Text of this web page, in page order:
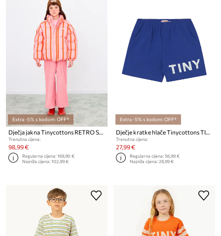
Extra -5% s kodom: OFF*
Dječja jakna Tinycottons RETRO STRIPES SHORT PADDED JACKET
Trenutna cijena:
98,99 €
Regularna cijena:169,90 €
Najniža cijena:102,99 €
Extra -5% s kodom: OFF*
Dječje kratke hlače Tinycottons TINY SHORT
Trenutna cijena:
27,99 €
Regularna cijena:56,99 €
Najniža cijena:28,99 €